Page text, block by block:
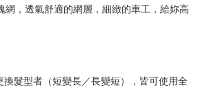
，透氣舒適的網層，細緻的車工，給妳高
髮型者（短變長／長變短），皆可使用全